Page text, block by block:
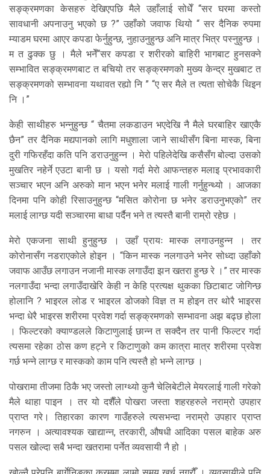
सङ्क्रमणका केसहरु देखिएपछि मैले उहाँलाई सोधेँ “सर घरमा कस्तो
सावधानी अपनाउनु भएको छ ?” उहाँको जवाफ थियो “ सर दैनिक रुपमा
म्याडम घरमा आएर कपडा फेर्नुहुन्छ, नुहाउनुहुन्छ अनि मात्र भित्र पस्नुहुन्छ ।
म त ढुक्क छु । मैले भनेँ“सर कपडा र शरीरको बाहिरी भागबाट हुनसक्ने
सम्भावित सङ्क्रमणबाट त बचियो तर सङ्क्रमणको मुख्य केन्द्र मुखबाट त
सङ्क्रमणको सम्भावना यथावत रह्यो नि ” “ए सर मैले त त्यता सोचेकै थिइन
नि ।”
केही साथीहरु भन्नुहुन्छ “ चैतमा लकडाउन भएदेखि नै मैले घरबाहिर खाएकै
छैन” तर दैनिक मद्यपानको लागि मधुशाला जाने साथीसँग बिना मास्क, बिना
दुरी गफिरहँदा कति पनि डराउनुहुन्न । मेरो पहिलेदेखि कसैसँग बोल्दा उसको
मुखतिर नहेर्ने एउटा बानी छ । यसो गर्दा मेरो आफन्तहरु मलाइ प्रभावकारी
सञ्चार भएन अनि अरुको मान भएन भनेर मलाई गाली गर्नुहुन्थ्यो । आजका
दिनमा पनि कोही रिसाउनुहुन्छ “मसित कोरोना छ भनेर डराउनुभएको” तर
मलाई लाग्छ यदी सञ्चारमा बाधा पर्दैन भने त त्यस्तै बानी राम्रो रहेछ ।
मेरो एकजना साथी हुनुहुन्छ । उहाँ प्रायः मास्क लगाउनहुन्न । तर
कोरोनासँग नडराएकोले होइन । “किन मास्क नलगाउने भनेर सोध्दा उहाँको
जवाफ आउँछ लगाउन नजानी मास्क लगाउँदा झन खतरा हुन्छ रे ।” तर मास्क
नलगाउँदा भन्दा लगाउँदाखेरि केही न केहि प्रत्यक्ष थुकका छिटाबाट जोगिन्छ
होलानि ? भाइरल लोड र भाइरल डोजको विज्ञ त म होइन तर थोरै भाइरस
भन्दा धेरै भाइरस शरीरमा प्रवेश गर्दा सङ्क्रमणको सम्भावना अझ बढ्छ होला
। फिल्टरको क्याण्डलले किटाणुलाई छान्न त सक्दैन तर पानी फिल्टर गर्दा
त्यसमा रहेका ठोस कण हट्ने र किटाणुको कम कात्रा मात्र शरीरमा प्रवेश
गर्छ भन्ने लाग्छ र मास्कको काम पनि त्यस्तै हो भन्ने लाग्छ ।
पोखरामा तीजमा ठिकै भए जस्तो लाग्थ्यो कुनै चेलिबेटीले मेयरलाई गाली गरेको
मैले थाहा पाइन । तर यो दशैँले पोखरा जस्ता शहरहरुले नराम्रो उपहार
प्राप्त गरे। तिहारका कारण गाउँहरुले त्यसभन्दा नराम्रो उपहार प्राप्त
नगरुन । अत्यावश्यक खाद्यान्न, तरकारी, औषधी आदिका पसल बाहेक अरु
पसल खोल्दा सबै भन्दा खतरामा पर्नेत व्यवसायी नै हो ।